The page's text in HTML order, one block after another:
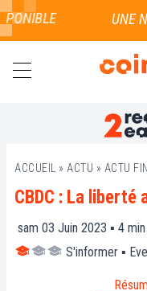
ACCUEIL » ACTU » ACTU
CBDC : La liberté
sam 03 Juin 2023 ▪ 4
S'informer ▪